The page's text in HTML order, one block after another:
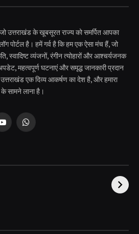
उत्तराखंड के खूबसूरत राज्य को समर्पित आपका
पोर्टल है। हमें गर्व है कि हम एक ऐसा मंच हैं, जो
स्वादिष्ट व्यंजनों, रंगीन त्योहारों और आश्चर्यजनक
महत्वपूर्ण घटनाएं और समृद्ध जानकारी प्रदान
एक दिव्य आकर्षण का देश है, और हमारा
सामने लाना है।
YouTubeWhatsApp
है
उत्तराखंड की एक ऐसी